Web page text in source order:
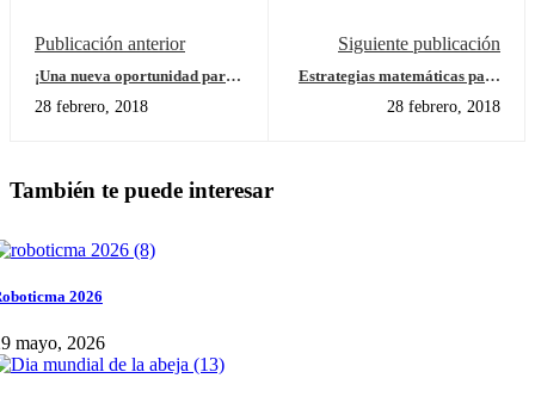
Publicación anterior
¡Una nueva oportunidad para
vez a los abuelitos del Hogar
28 febrero, 2018
Siguiente publicación
Estrategias matemáticas para
28 febrero, 2018
También te puede interesar
2026
mayo, 2026